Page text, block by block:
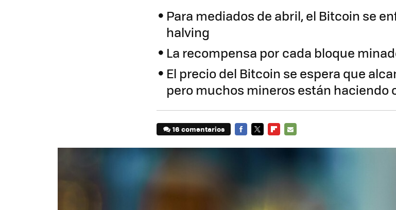
Para mediados de abril, el Bitcoin se
halving
La recompensa por cada bloque
El precio del Bitcoin se espera que
pero muchos mineros están haciendo
16 comentarios